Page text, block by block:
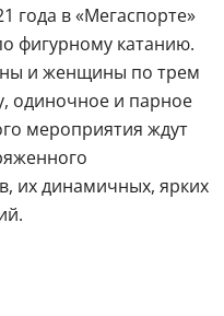
года в «Мегаспорте»
фигурному катанию.
и женщины по трем
одиночное и парное
мероприятия ждут
их динамичных, ярких